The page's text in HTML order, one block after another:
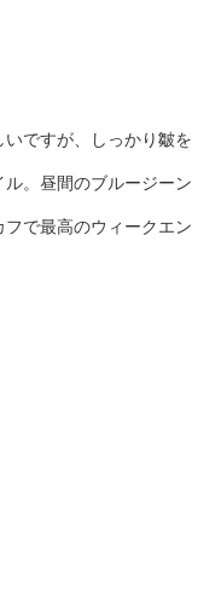
ですが、しっかり皺を
。昼間のブルージーン
で最高のウィークエン